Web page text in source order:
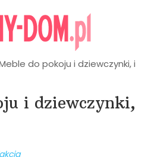
do pokoju i dziewczynki, i
i dziewczynki,